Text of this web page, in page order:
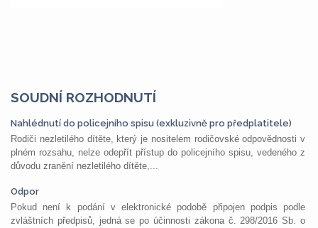
SOUDNÍ ROZHODNUTÍ
Nahlédnutí do policejního spisu (exkluzivně pro předplatitele)
Rodiči nezletilého dítěte, který je nositelem rodičovské odpovědnosti v
plném rozsahu, nelze odepřít přístup do policejního spisu, vedeného z
důvodu zranění nezletilého dítěte,...
Odpor
Pokud není k podání v elektronické podobě připojen podpis podle
zvláštních předpisů, jedná se po účinnosti zákona č. 298/2016 Sb. o